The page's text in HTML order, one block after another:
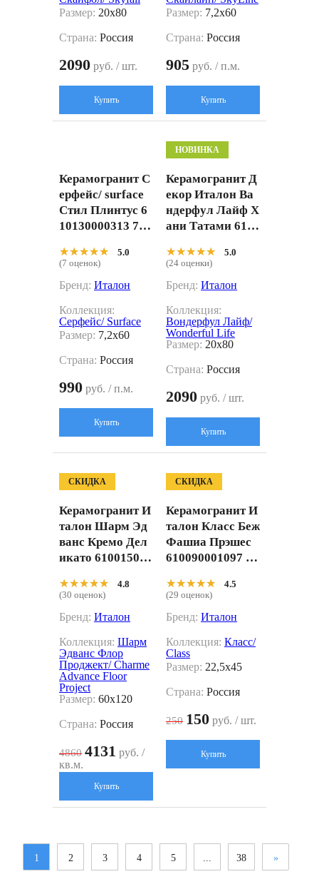
Размер: 20x80
Страна: Россия
2090 руб. / шт.
Купить
Размер: 7,2x60
Страна: Россия
905 руб. / п.м.
Купить
Керамогранит С
ерфейс/ surface
Стил Плинтус 6
10130000313 7,2
★★★★★
★★★★★
5.0
(7 оценок)
Бренд: Италон
Коллекция:
Серфейс/ Surface
Размер: 7,2x60
Страна: Россия
990 руб. / п.м.
Купить
НОВИНКА
Керамогранит Д
екор Италон Ва
ндерфул Лайф Х
ани Татами 6101
ый 20x80
★★★★★
★★★★★
5.0
(24 оценки)
Бренд: Италон
Коллекция:
Вондерфул Лайф/
Wonderful Life
Размер: 20x80
Страна: Россия
2090 руб. / шт.
Купить
СКИДКА
Керамогранит И
талон Шарм Эд
ванс Кремо Дел
икато 610015000
0
★★★★★
★★★★★
4.8
(30 оценок)
Бренд: Италон
Коллекция: Шарм
Эдванс Флор
Проджект/ Charme
Advance Floor
Project
Размер: 60x120
Страна: Россия
4860 4131 руб. /
кв.м.
Купить
СКИДКА
Керамогранит И
талон Класс Беж
Фашиа Прэшес
610090001097 бе
★★★★★
★★★★★
4.5
(29 оценок)
Бренд: Италон
Коллекция: Класс/
Class
Размер: 22,5x45
Страна: Россия
250 150 руб. / шт.
Купить
1 2 3 4 5 ... 38 »